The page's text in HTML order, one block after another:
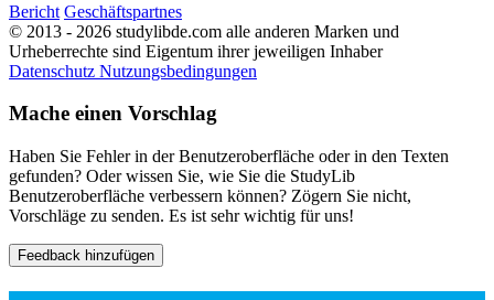
Bericht Geschäftspartnes
© 2013 - 2026 studylibde.com alle anderen Marken und
Urheberrechte sind Eigentum ihrer jeweiligen Inhaber
Datenschutz Nutzungsbedingungen
Mache einen Vorschlag
Haben Sie Fehler in der Benutzeroberfläche oder in den Texten
gefunden? Oder wissen Sie, wie Sie die StudyLib
Benutzeroberfläche verbessern können? Zögern Sie nicht,
Vorschläge zu senden. Es ist sehr wichtig für uns!
Feedback hinzufügen